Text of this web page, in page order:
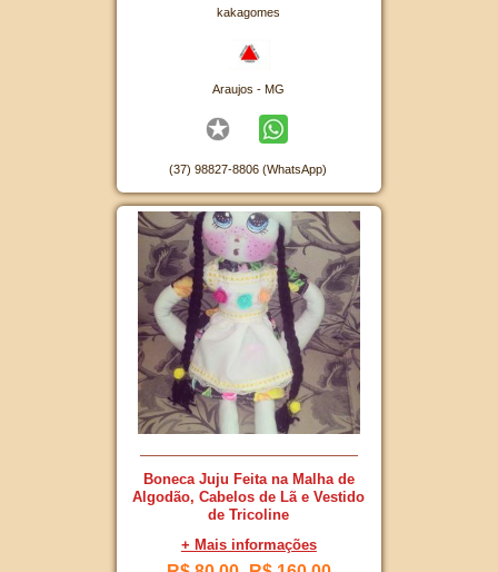
kakagomes
Araujos - MG
(37) 98827-8806 (WhatsApp)
Boneca Juju Feita na Malha de
Algodão, Cabelos de Lã e Vestido
de Tricoline
+ Mais informações